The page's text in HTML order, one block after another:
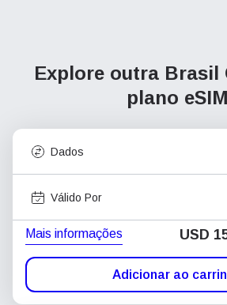
Explore outra Brasil
plano eSIM
Dados
Válido Por
Mais informações USD
Adicionar ao